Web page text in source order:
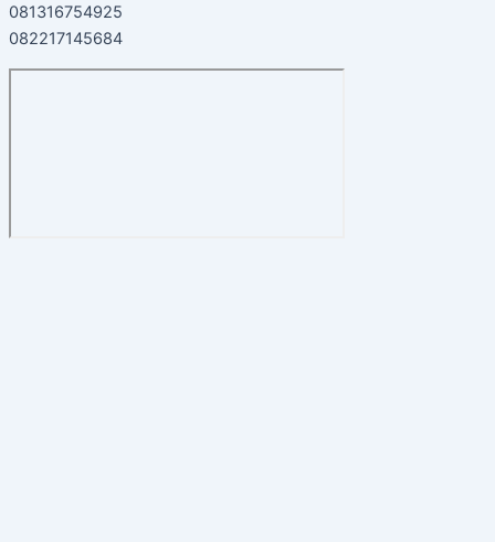
081316754925
082217145684